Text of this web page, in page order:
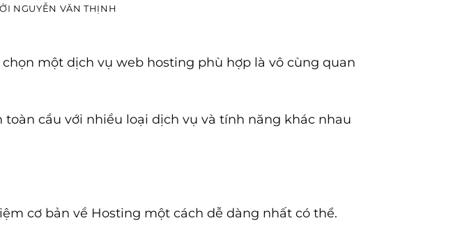
NGUYỄN VĂN THỊNH
một dịch vụ web hosting phù hợp là vô cùng quan
cầu với nhiều loại dịch vụ và tính năng khác nhau
cơ bản về Hosting một cách dễ dàng nhất có thể.